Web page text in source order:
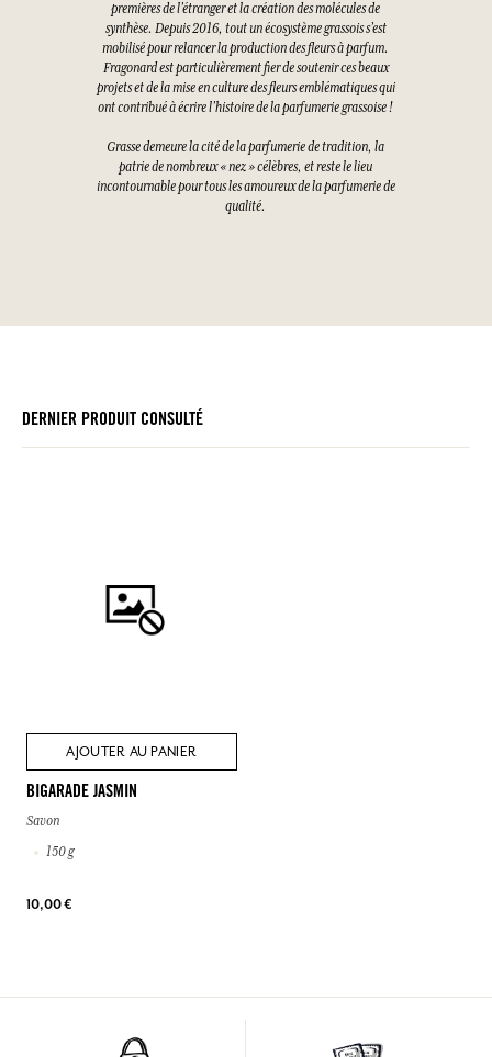
premières de l’étranger et la création des molécules de
synthèse. Depuis 2016, tout un écosystème grassois s’est
mobilisé pour relancer la production des fleurs à parfum.
Fragonard est particulièrement fier de soutenir ces beaux
projets et de la mise en culture des fleurs emblématiques qui
ont contribué à écrire l’histoire de la parfumerie grassoise !
Grasse demeure la cité de la parfumerie de tradition, la
patrie de nombreux « nez » célèbres, et reste le lieu
incontournable pour tous les amoureux de la parfumerie de
qualité.
DERNIER PRODUIT CONSULTÉ
AJOUTER AU PANIER
BIGARADE JASMIN
Savon
150 g
10,00 €